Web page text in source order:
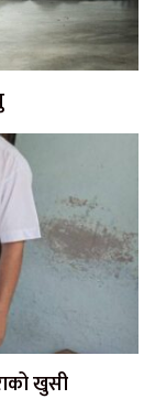
खुसी